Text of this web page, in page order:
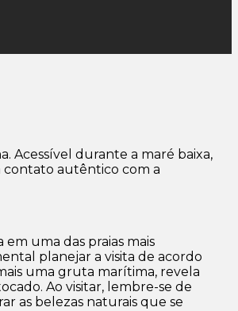
Acessível durante a maré baixa,
contato autêntico com a
uma das praias mais
planejar a visita de acordo
uma gruta marítima, revela
Ao visitar, lembre-se de
as belezas naturais que se